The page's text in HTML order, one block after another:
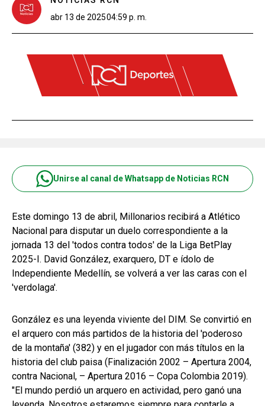
abr 13 de 202504:59 p. m.
Unirse al canal de Whatsapp de Noticias RCN
Este domingo 13 de abril, Millonarios recibirá a Atlético
Nacional para disputar un duelo correspondiente a la
jornada 13 del 'todos contra todos' de la Liga BetPlay
2025-I. David González, exarquero, DT e ídolo de
Independiente Medellín, se volverá a ver las caras con el
'verdolaga'.
González es una leyenda viviente del DIM. Se convirtió en
el arquero con más partidos de la historia del 'poderoso
de la montaña' (382) y en el jugador con más títulos en la
historia del club paisa (Finalización 2002 – Apertura 2004,
contra Nacional, – Apertura 2016 – Copa Colombia 2019).
"El mundo perdió un arquero en actividad, pero ganó una